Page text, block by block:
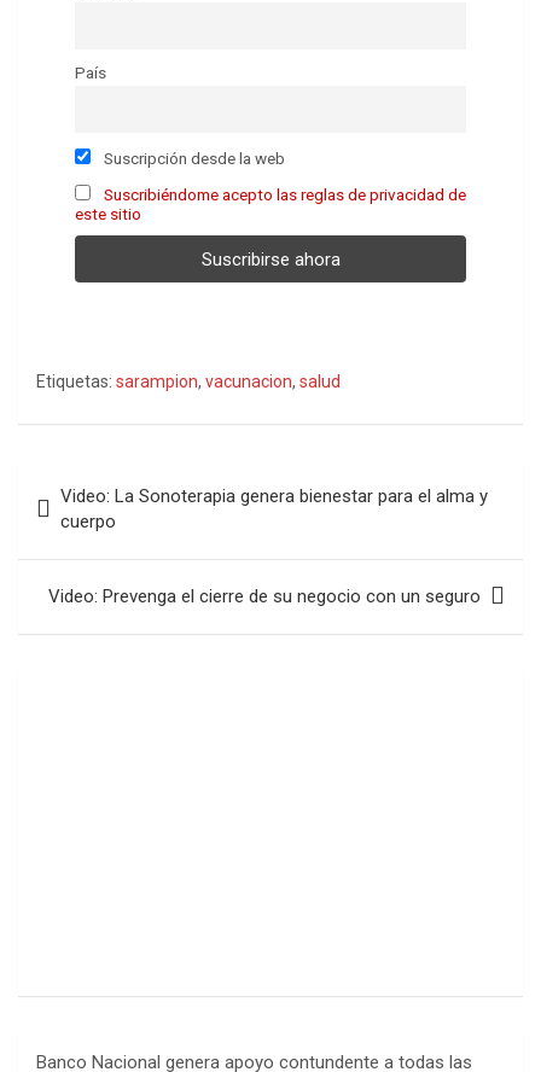
País
Suscripción desde la web
Suscribiéndome acepto las reglas de privacidad de
este sitio
Etiquetas: sarampion, vacunacion, salud
de
entradas
Video: La Sonoterapia genera bienestar para el alma y
cuerpo
Video: Prevenga el cierre de su negocio con un seguro
Banco Nacional genera apoyo contundente a todas las